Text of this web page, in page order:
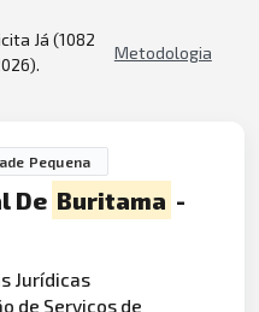
Já (1082
Metodologia
Pequena
De Buritama -
Jurídicas
de Serviços de